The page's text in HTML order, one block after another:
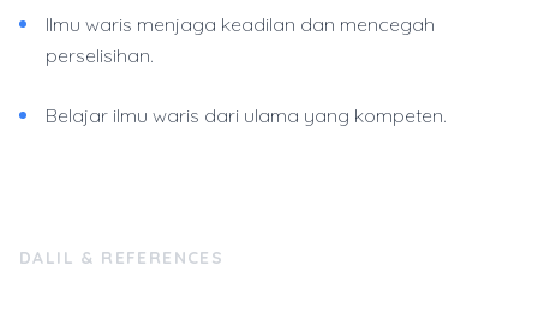
Ilmu waris menjaga keadilan dan mencegah
perselisihan.
Belajar ilmu waris dari ulama yang kompeten.
DALIL & REFERENCES